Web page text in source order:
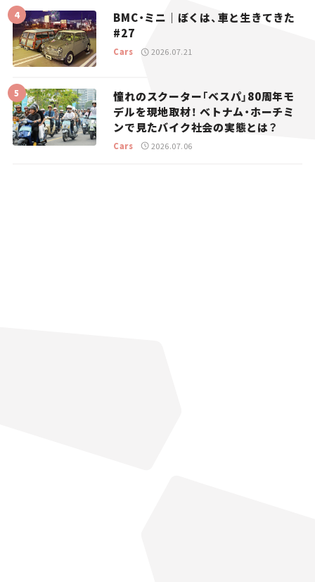
BMC・ミニ｜ぼくは、車と生きてきた
#27
Cars 2026.07.21
憧れのスクーター「ベスパ」80周年モ
デルを現地取材！ ベトナム・ホーチミ
ンで見たバイク社会の実態とは？
Cars 2026.07.06